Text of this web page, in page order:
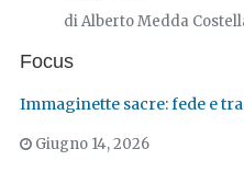
di Alberto Medda
Focus
Immaginette sacre: fede e
Giugno 14, 2026